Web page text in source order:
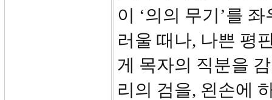
이 ‘의의 무기’를
러울 때나, 나쁜 평
게 목자의 직분을
리의 검을, 왼손에